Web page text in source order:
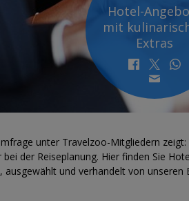
Hotel-
mit
Extras
unter Travelzoo-Mitgliedern
bei der Reiseplanung. Hier finden Sie
ausgewählt und verhandelt von unseren